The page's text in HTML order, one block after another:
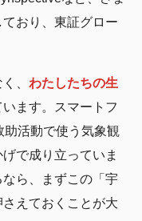
おり、東証グロー
、 わたしたちの生
ます。スマートフ
助活動で使う気象観
で成り立っていま
ら、まずこの「宇
えておくことが大